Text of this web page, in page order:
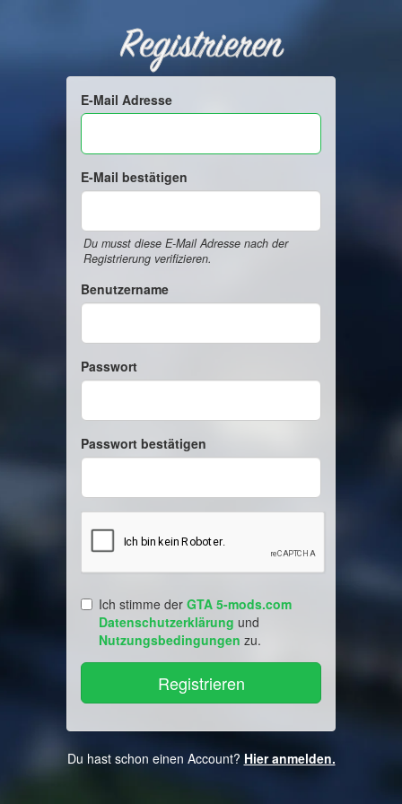
Registrieren
E-Mail Adresse
E-Mail bestätigen
Du musst diese E-Mail Adresse nach der
Registrierung verifizieren.
Benutzername
Passwort
Passwort bestätigen
Ich stimme der GTA 5-mods.com
Datenschutzerklärung und
Nutzungsbedingungen zu.
Du hast schon einen Account? Hier anmelden.